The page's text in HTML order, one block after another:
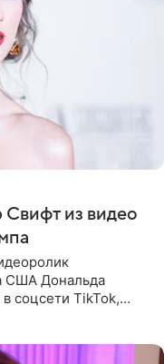
Свифт из видео
США Дональда
соцсети TikTok,